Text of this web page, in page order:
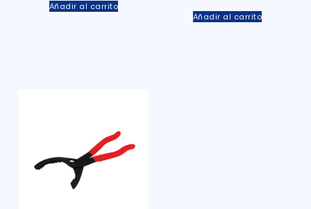
Añadir al carrito
Añadir al carrito